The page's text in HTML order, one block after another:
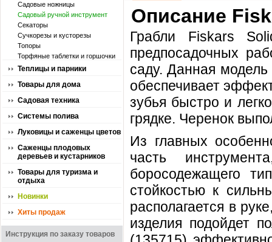
Садовые ножницы
Садовый ручной инструмент
Секаторы
Сучкорезы и кусторезы
Топоры
Торфяные таблетки и горшочки
Теплицы и парники
Товары для дома
Садовая техника
Системы полива
Луковицы и саженцы цветов
Саженцы плодовых
деревьев и кустарников
Товары для туризма и
отдыха
Новинки
Хиты продаж
Инструкция по заказу товаров
Описание
Грабли Fiskars
предпосадочных
саду. Данная
обеспечивает
зубья быстро и
грядке. Черенок
Из главных
часть
боросодежащего
стойкостью к
располагается в
изделия подойдет